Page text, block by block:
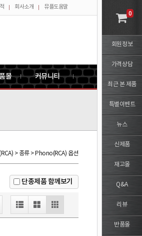
몰 커뮤니티
회사소개 뮤플도움말
> 종류 > Phono(RCA) 옵션
단종제품 함께보기
0
회원정보
가격상담
최근 본 제품
특별이벤트
뉴스
신제품
재고몰
Q&A
리뷰
반품몰